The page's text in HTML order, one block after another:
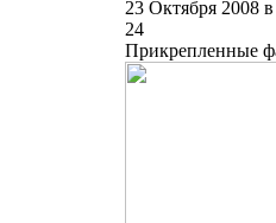
23 Октября 2008
24
Прикрепленные